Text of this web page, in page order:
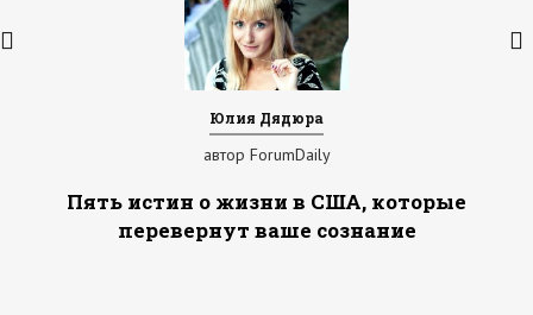
Юлия Дядюра
автор ForumDaily
Пять истин о жизни в США, которые
перевернут ваше сознание